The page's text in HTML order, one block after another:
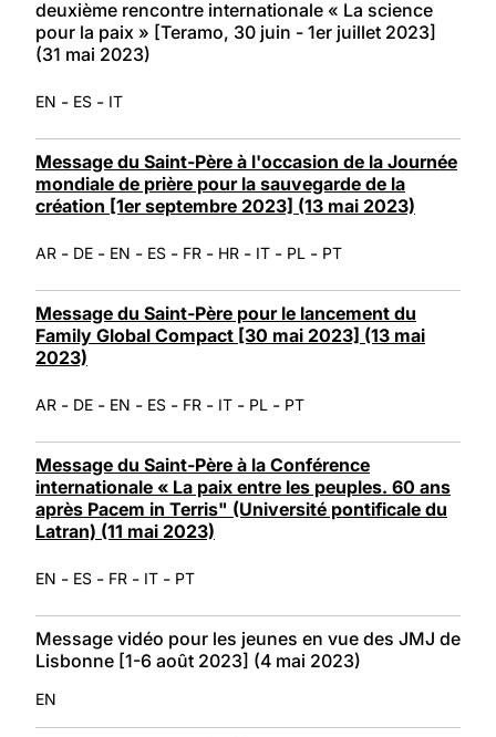
deuxième rencontre internationale « La science
pour la paix » [Teramo, 30 juin - 1er juillet 2023]
(31 mai 2023)
EN - ES - IT
Message du Saint-Père à l'occasion de la Journée
mondiale de prière pour la sauvegarde de la
création [1er septembre 2023] (13 mai 2023)
AR - DE - EN - ES - FR - HR - IT - PL - PT
Message du Saint-Père pour le lancement du
Family Global Compact [30 mai 2023] (13 mai
2023)
AR - DE - EN - ES - FR - IT - PL - PT
Message du Saint-Père à la Conférence
internationale « La paix entre les peuples. 60 ans
après Pacem in Terris" (Université pontificale du
Latran) (11 mai 2023)
EN - ES - FR - IT - PT
Message vidéo pour les jeunes en vue des JMJ de
Lisbonne [1-6 août 2023] (4 mai 2023)
EN